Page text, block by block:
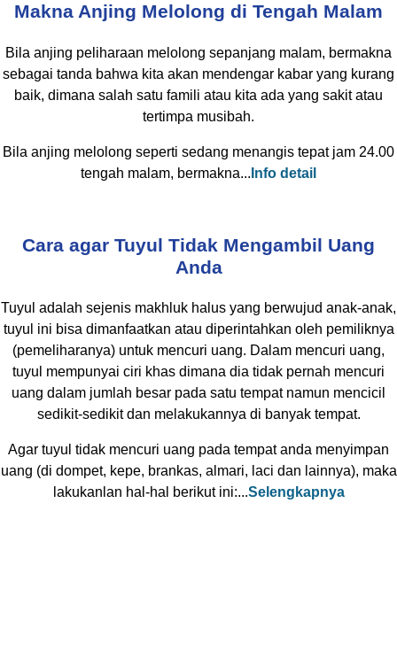
Makna Anjing Melolong di Tengah Malam
Bila anjing peliharaan melolong sepanjang malam, bermakna
sebagai tanda bahwa kita akan mendengar kabar yang kurang
baik, dimana salah satu famili atau kita ada yang sakit atau
tertimpa musibah.
Bila anjing melolong seperti sedang menangis tepat jam 24.00
tengah malam, bermakna... Info detail
Cara agar Tuyul Tidak Mengambil Uang
Anda
Tuyul adalah sejenis makhluk halus yang berwujud anak-anak,
tuyul ini bisa dimanfaatkan atau diperintahkan oleh pemiliknya
(pemeliharanya) untuk mencuri uang. Dalam mencuri uang,
tuyul mempunyai ciri khas dimana dia tidak pernah mencuri
uang dalam jumlah besar pada satu tempat namun mencicil
sedikit-sedikit dan melakukannya di banyak tempat.
Agar tuyul tidak mencuri uang pada tempat anda menyimpan
uang (di dompet, kepe, brankas, almari, laci dan lainnya), maka
lakukanlan hal-hal berikut ini:...Selengkapnya